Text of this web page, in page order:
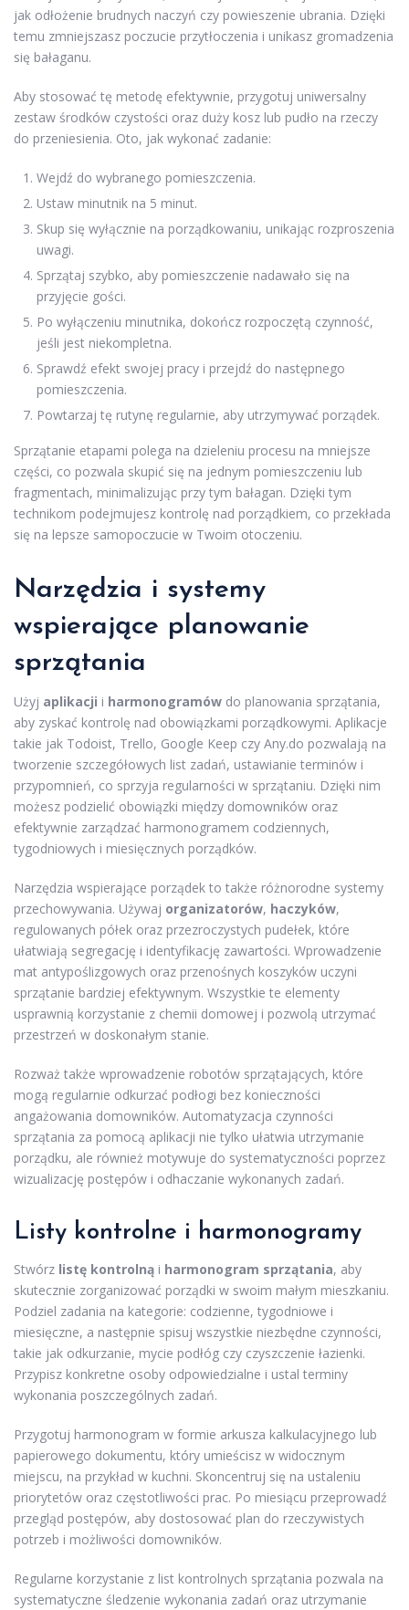
jak odłożenie brudnych naczyń czy powieszenie ubrania. Dzięki
temu zmniejszasz poczucie przytłoczenia i unikasz gromadzenia
się bałaganu.
Aby stosować tę metodę efektywnie, przygotuj uniwersalny
zestaw środków czystości oraz duży kosz lub pudło na rzeczy
do przeniesienia. Oto, jak wykonać zadanie:
Wejdź do wybranego pomieszczenia.
Ustaw minutnik na 5 minut.
Skup się wyłącznie na porządkowaniu, unikając rozproszenia
uwagi.
Sprzątaj szybko, aby pomieszczenie nadawało się na
przyjęcie gości.
Po wyłączeniu minutnika, dokończ rozpoczętą czynność,
jeśli jest niekompletna.
Sprawdź efekt swojej pracy i przejdź do następnego
pomieszczenia.
Powtarzaj tę rutynę regularnie, aby utrzymywać porządek.
Sprzątanie etapami polega na dzieleniu procesu na mniejsze
części, co pozwala skupić się na jednym pomieszczeniu lub
fragmentach, minimalizując przy tym bałagan. Dzięki tym
technikom podejmujesz kontrolę nad porządkiem, co przekłada
się na lepsze samopoczucie w Twoim otoczeniu.
Narzędzia i systemy
wspierające planowanie
sprzątania
Użyj aplikacji i harmonogramów do planowania sprzątania,
aby zyskać kontrolę nad obowiązkami porządkowymi. Aplikacje
takie jak Todoist, Trello, Google Keep czy Any.do pozwalają na
tworzenie szczegółowych list zadań, ustawianie terminów i
przypomnień, co sprzyja regularności w sprzątaniu. Dzięki nim
możesz podzielić obowiązki między domowników oraz
efektywnie zarządzać harmonogramem codziennych,
tygodniowych i miesięcznych porządków.
Narzędzia wspierające porządek to także różnorodne systemy
przechowywania. Używaj organizatorów, haczyków,
regulowanych półek oraz przezroczystych pudełek, które
ułatwiają segregację i identyfikację zawartości. Wprowadzenie
mat antypoślizgowych oraz przenośnych koszyków uczyni
sprzątanie bardziej efektywnym. Wszystkie te elementy
usprawnią korzystanie z chemii domowej i pozwolą utrzymać
przestrzeń w doskonałym stanie.
Rozważ także wprowadzenie robotów sprzątających, które
mogą regularnie odkurzać podłogi bez konieczności
angażowania domowników. Automatyzacja czynności
sprzątania za pomocą aplikacji nie tylko ułatwia utrzymanie
porządku, ale również motywuje do systematyczności poprzez
wizualizację postępów i odhaczanie wykonanych zadań.
Listy kontrolne i harmonogramy
Stwórz listę kontrolną i harmonogram sprzątania, aby
skutecznie zorganizować porządki w swoim małym mieszkaniu.
Podziel zadania na kategorie: codzienne, tygodniowe i
miesięczne, a następnie spisuj wszystkie niezbędne czynności,
takie jak odkurzanie, mycie podłóg czy czyszczenie łazienki.
Przypisz konkretne osoby odpowiedzialne i ustal terminy
wykonania poszczególnych zadań.
Przygotuj harmonogram w formie arkusza kalkulacyjnego lub
papierowego dokumentu, który umieścisz w widocznym
miejscu, na przykład w kuchni. Skoncentruj się na ustaleniu
priorytetów oraz częstotliwości prac. Po miesiącu przeprowadź
przegląd postępów, aby dostosować plan do rzeczywistych
potrzeb i możliwości domowników.
Regularne korzystanie z list kontrolnych sprzątania pozwala na
systematyczne śledzenie wykonania zadań oraz utrzymanie